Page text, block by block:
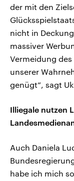
der mit den
nicht in
massiver
Vermeidung
unserer
genügt“, sagt
Illiegale nutzen
Auch Daniela
habe ich mich